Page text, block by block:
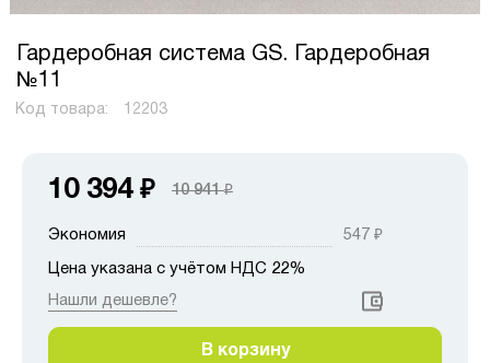
Гардеробная система GS. Гардеробная
№11
Код товара: 12203
10 394 ₽ 10 941₽
Экономия 547 ₽
Цена указана с учётом НДС 22%
Нашли дешевле?
В корзину